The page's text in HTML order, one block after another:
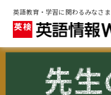
英語教育・学習に関わるみなさ